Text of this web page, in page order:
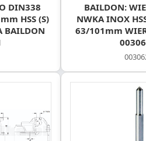
DIN338
HSS (S)
BAILDON
BAILDON:
NWKA INOX
63/101mm